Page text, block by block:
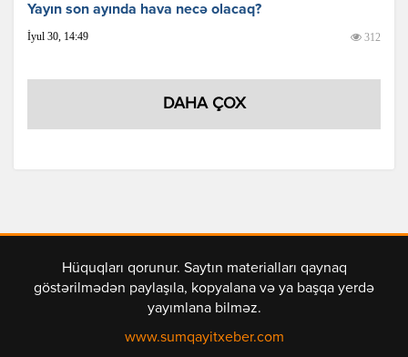
Yayın son ayında hava necə olacaq?
İyul 30, 14:49 312
DAHA ÇOX
Hüquqları qorunur. Saytın materialları qaynaq
göstərilmədən paylaşıla, kopyalana və ya başqa yerdə
yayımlana bilməz.
www.sumqayitxeber.com